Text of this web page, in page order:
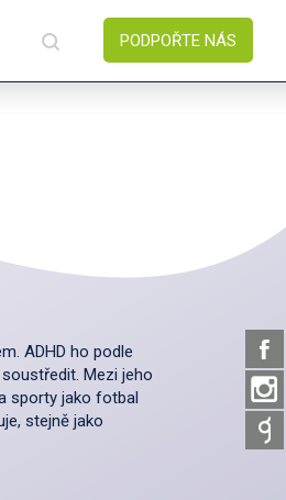
PODPOŘTE NÁS
ADHD ho podle
Mezi jeho
sporty jako fotbal
stejně jako